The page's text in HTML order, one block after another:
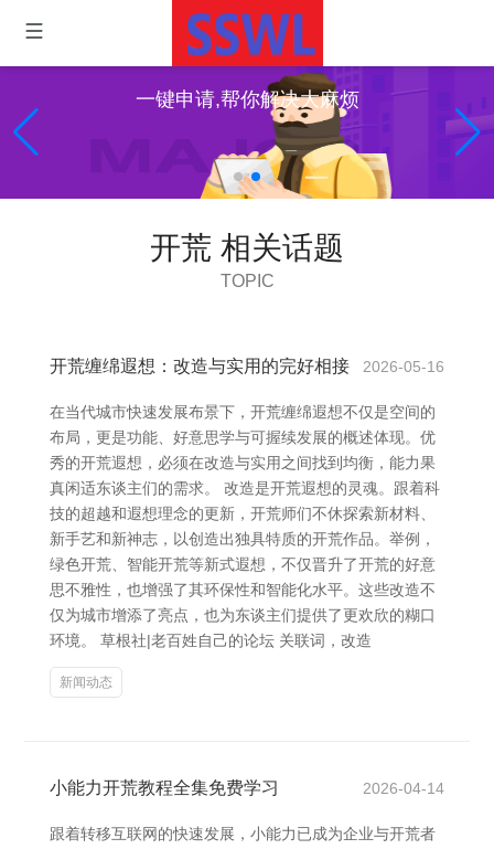
一键申请,帮你解决大麻烦
开荒 相关话题
TOPIC
开荒缠绵遐想：改造与实用的完好相接 2026-05-16
在当代城市快速发展布景下，开荒缠绵遐想不仅是空间的
布局，更是功能、好意思学与可握续发展的概述体现。优
秀的开荒遐想，必须在改造与实用之间找到均衡，能力果
真闲适东谈主们的需求。 改造是开荒遐想的灵魂。跟着科
技的超越和遐想理念的更新，开荒师们不休探索新材料、
新手艺和新神志，以创造出独具特质的开荒作品。举例，
绿色开荒、智能开荒等新式遐想，不仅晋升了开荒的好意
思不雅性，也增强了其环保性和智能化水平。这些改造不
仅为城市增添了亮点，也为东谈主们提供了更欢欣的糊口
环境。 草根社|老百姓自己的论坛 关联词，改造
新闻动态
小能力开荒教程全集免费学习 2026-04-14
跟着转移互联网的快速发展，小能力已成为企业与开荒者